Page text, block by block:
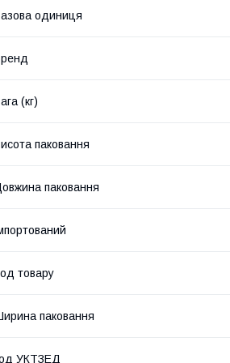
одиниця
(кг)
паковання
паковання
товару
паковання
УКТЗЕД